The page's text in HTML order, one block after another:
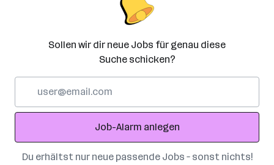
Sollen wir dir neue Jobs für genau diese
Suche schicken?
Adresse
Job-Alarm anlegen
Du erhältst nur neue passende Jobs – sonst nichts!